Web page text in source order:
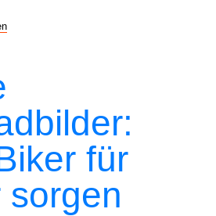
für
sorgen